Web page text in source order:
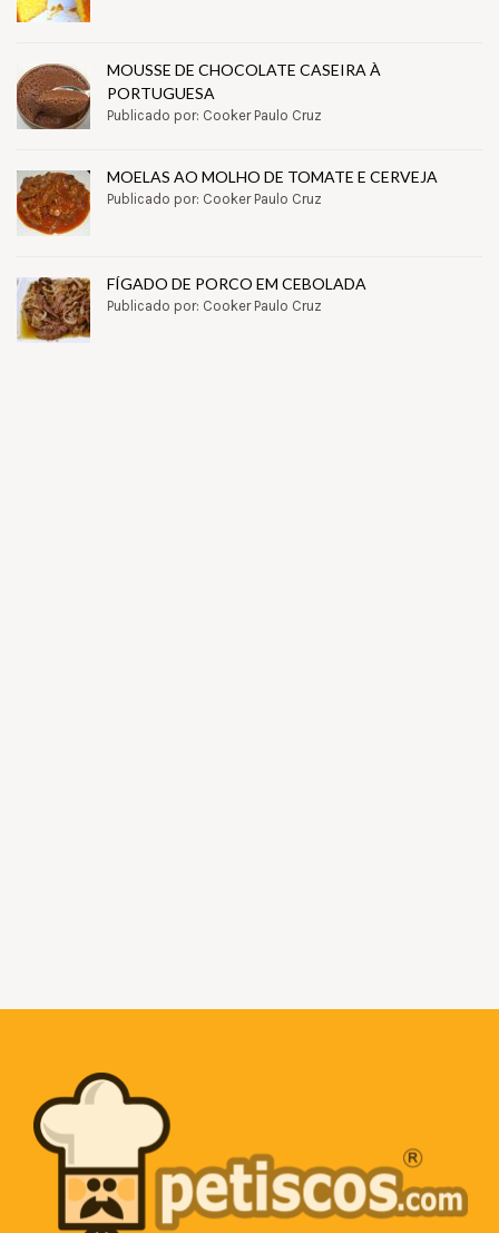
MOUSSE DE CHOCOLATE CASEIRA À
PORTUGUESA
Publicado por: Cooker Paulo Cruz
MOELAS AO MOLHO DE TOMATE E CERVEJA
Publicado por: Cooker Paulo Cruz
FÍGADO DE PORCO EM CEBOLADA
Publicado por: Cooker Paulo Cruz